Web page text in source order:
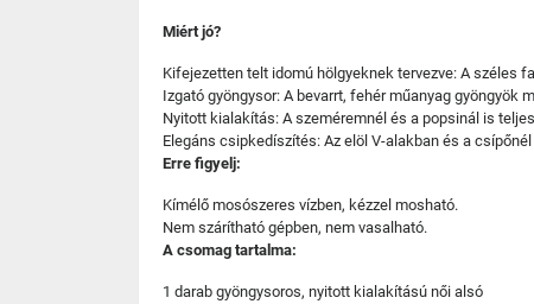
Miért jó?
Kifejezetten telt idomú hölgyeknek tervezve: A széles
Izgató gyöngysor: A bevarrt, fehér műanyag gyöngyök
Nyitott kialakítás: A szeméremnél és a popsinál is
Elegáns csipkedíszítés: Az elöl V-alakban és a
Erre figyelj:
Kímélő mosószeres vízben, kézzel mosható.
Nem szárítható gépben, nem vasalható.
A csomag tartalma:
1 darab gyöngysoros, nyitott kialakítású női alsó